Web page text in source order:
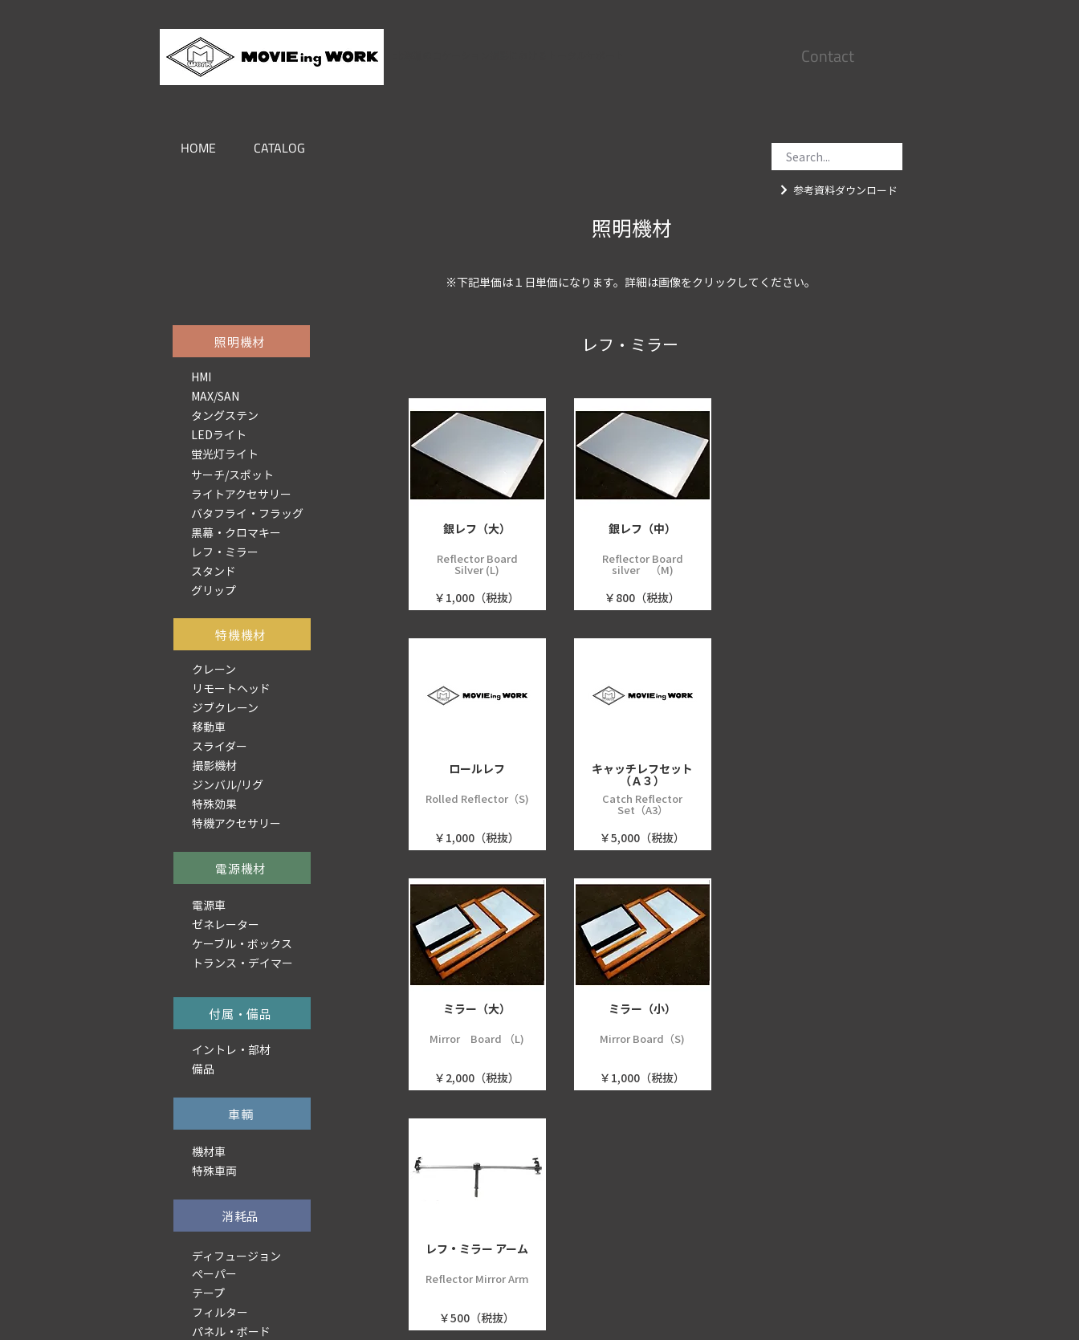
Contact
HOME CATALOG
照明機材
HMI
MAX/SAN
タングステン
LEDライト
蛍光灯ライト
サーチ/スポット
ライトアクセサリー
バタフライ・フラッグ
黒幕・クロマキー
レフ・ミラー
スタンド
グリップ
​特機機材
クレーン
リモートヘッド
ジブクレーン
移動車
スライダー
撮影機材
ジンバル/リグ
特殊効果
特機アクセサリー
電源機材
電源車
ゼネレーター
ケーブル・ボックス
トランス・デイマー
付属・備品
イントレ・部材
備品
車輌
機材車
特殊車両
消耗品
ディフュージョン
ぺーパー
テープ
フィルター
パネル・ボード
参考資料ダウンロード
照明機材
※下記単価は１日単価になります。詳細は画像をクリックしてください。
銀レフ（大）
Reflector Board
Silver (L)
￥1,000（税抜）
ロールレフ
Rolled Reflector（S)
￥1,000（税抜）
ミラー（大）
Mirror Board （L)
￥2,000（税抜）
レフ・ミラー アーム
Reflector Mirror Arm
￥500（税抜）
銀レフ（中）
Reflector Board
silver （M)
￥800（税抜）
キャッチレフセット
（Ａ３）
Catch Reflector
Set（A3）
￥5,000（税抜）
ミラー（小）
Mirror Board（S)
￥1,000（税抜）
レフ・ミラー